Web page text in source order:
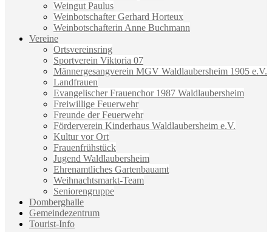
Weingut Paulus
Weinbotschafter Gerhard Horteux
Weinbotschafterin Anne Buchmann
Vereine
Ortsvereinsring
Sportverein Viktoria 07
Männergesangverein MGV Waldlaubersheim 1905 e.V.
Landfrauen
Evangelischer Frauenchor 1987 Waldlaubersheim
Freiwillige Feuerwehr
Freunde der Feuerwehr
Förderverein Kinderhaus Waldlaubersheim e.V.
Kultur vor Ort
Frauenfrühstück
Jugend Waldlaubersheim
Ehrenamtliches Gartenbauamt
Weihnachtsmarkt-Team
Seniorengruppe
Domberghalle
Gemeindezentrum
Tourist-Info